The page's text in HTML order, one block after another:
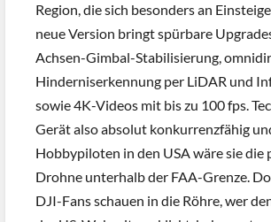
Region, die sich besonders an
neue Version bringt spürbare
Achsen-Gimbal-Stabilisierung,
Hinderniserkennung per LiDAR und
sowie 4K-Videos mit bis zu 100 fps.
Gerät also absolut konkurrenzfähig
Hobbypiloten in den USA wäre sie die
Drohne unterhalb der FAA-Grenze.
DJI-Fans schauen in die Röhre, wer